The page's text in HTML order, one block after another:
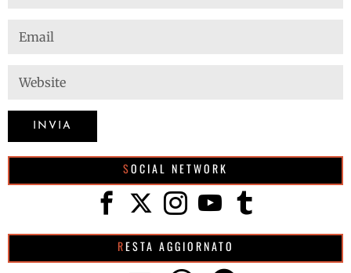
SOCIAL NETWORK
RESTA AGGIORNATO